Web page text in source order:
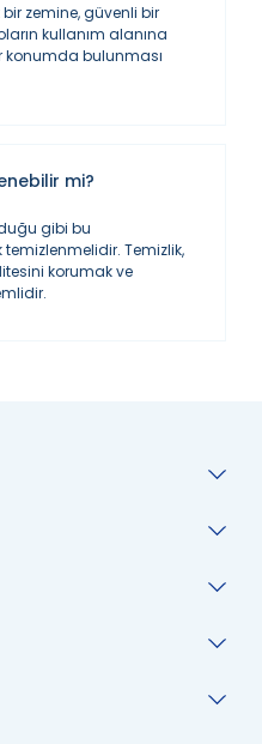
zemine, güvenli bir
kullanım alanına
konumda bulunması
mi?
gibi bu
Temizlik,
korumak ve